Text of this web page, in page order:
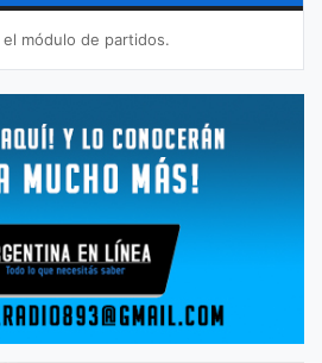
módulo de partidos.